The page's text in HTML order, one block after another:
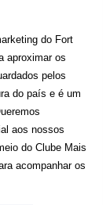
do Fort
aproximar os
pelos
do país e é um
aos nossos
do Clube Mais
acompanhar os